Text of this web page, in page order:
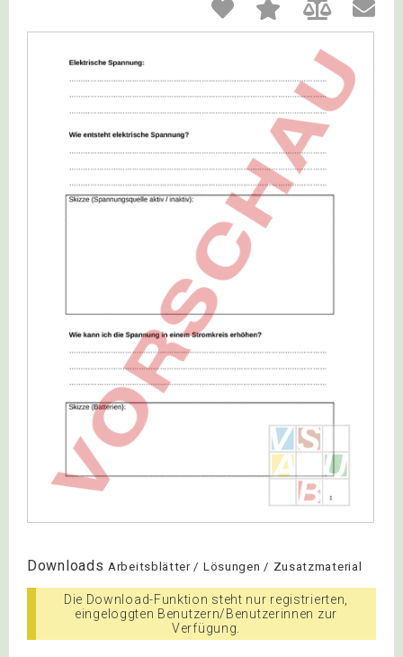
Downloads Arbeitsblätter / Lösungen / Zusatzmaterial
Die Download-Funktion steht nur registrierten,
eingeloggten Benutzern/Benutzerinnen zur
Verfügung.